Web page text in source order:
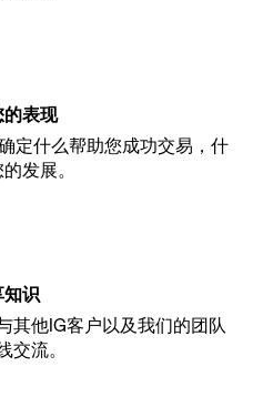
的表现
确定什么帮助您成功交易，什
发展。
识
其他IG客户以及我们的团队
交流。